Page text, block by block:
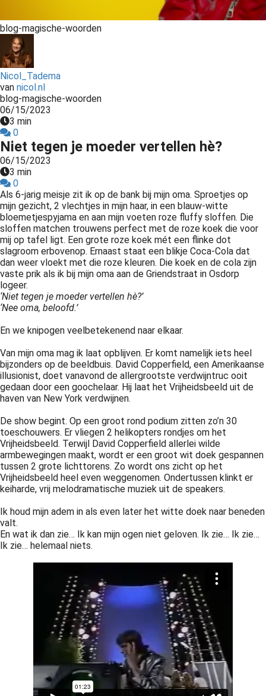
blog-magische-woorden
Nicol_Tadema
van nicol.nl
blog-magische-woorden
06/15/2023
3 min
0
Niet tegen je moeder vertellen hè?
06/15/2023
3 min
0
Als 6-jarig meisje zit ik op de bank bij mijn oma. Sproetjes op
mijn gezicht, 2 vlechtjes in mijn haar, in een blauw-witte
bloemetjespyjama en aan mijn voeten roze fluffy sloffen. Die
sloffen matchen trouwens perfect met de roze koek die voor
mij op tafel ligt. Een grote roze koek mét een flinke dot
slagroom erbovenop. Ernaast staat een blikje Coca-Cola dat
dan weer vloekt met die roze kleuren. Die koek en de cola zijn
vaste prik als ik bij mijn oma aan de Griendstraat in Osdorp
logeer.
‘Niet tegen je moeder vertellen hè?’
‘Nee oma, beloofd.’
En we knipogen veelbetekenend naar elkaar.
Van mijn oma mag ik laat opblijven. Er komt namelijk iets heel
bijzonders op de beeldbuis. David Copperfield, een Amerikaanse
illusionist, doet vanavond de allergrootste verdwijntruc ooit
gedaan door een goochelaar. Hij laat het Vrijheidsbeeld uit de
haven van New York verdwijnen.
De show begint. Op een groot rond podium zitten zo’n 30
toeschouwers. Er vliegen 2 helikopters rondjes om het
Vrijheidsbeeld. Terwijl David Copperfield allerlei wilde
armbewegingen maakt, wordt er een groot wit doek gespannen
tussen 2 grote lichttorens. Zo wordt ons zicht op het
Vrijheidsbeeld heel even weggenomen. Ondertussen klinkt er
keiharde, vrij melodramatische muziek uit de speakers.
Ik houd mijn adem in als even later het witte doek naar beneden
valt.
En wat ik dan zie… Ik kan mijn ogen niet geloven. Ik zie… Ik zie…
Ik zie… helemaal niets.
niet
worden
om
te
over
van
op
gebruikt
te
de
Hierdoor
website-
van